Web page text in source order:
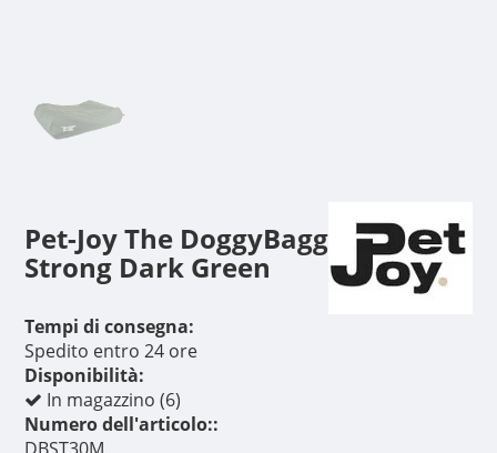
Pet-Joy The DoggyBagg
Strong Dark Green
Tempi di consegna:
Spedito entro 24 ore
Disponibilità:
In magazzino (6)
Numero dell'articolo::